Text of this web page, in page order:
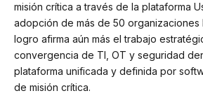
misión crítica a través de la plataforma
adopción de más de 50 organizaciones
logro afirma aún más el trabajo
convergencia de TI, OT y seguridad
plataforma unificada y definida por
de misión crítica.